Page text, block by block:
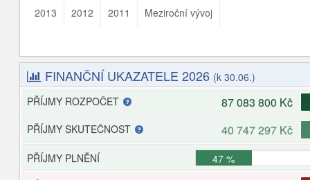
2013 2012 2011 Meziroční vývoj
FINANČNÍ UKAZATELE 2026 (k 30.06.)
PŘÍJMY ROZPOČET
87 083 800 Kč
PŘÍJMY SKUTEČNOST 40 747 297 Kč
PŘÍJMY PLNĚNÍ
47 %